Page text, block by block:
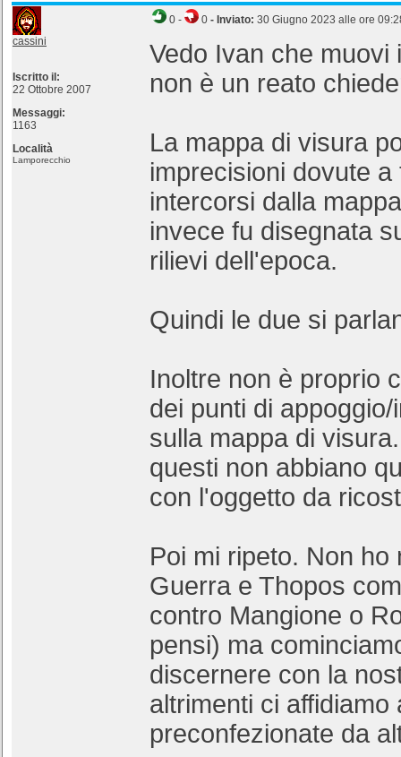
cassini
Iscritto il:
22 Ottobre 2007
Messaggi:
1163
Località
Lamporecchio
0 - 0 - Inviato: 30 Giugno 2023 alle ore
Vedo Ivan che muovi
non è un reato
La mappa di visura
imprecisioni dovute
intercorsi dalla
invece fu disegnata
rilievi dell'epoca.
Quindi le due si
Inoltre non è proprio
dei punti di
sulla mappa di
questi non abbiano
con l'oggetto da
Poi mi ripeto. Non ho
Guerra e Thopos
contro Mangione o
pensi) ma
discernere con la
altrimenti ci affidiamo
preconfezionate da